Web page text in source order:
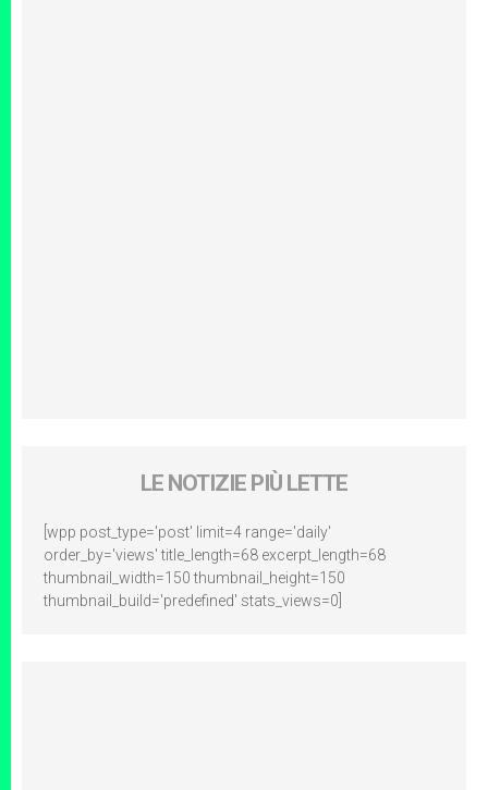
LE NOTIZIE PIÙ LETTE
[wpp post_type='post' limit=4 range='daily'
order_by='views' title_length=68 excerpt_length=68
thumbnail_width=150 thumbnail_height=150
thumbnail_build='predefined' stats_views=0]